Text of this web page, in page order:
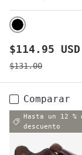
BLACK
Precio de
$114.95 USD
Precio normal
$131.00
Comparar
Hasta un 12 %
descuento